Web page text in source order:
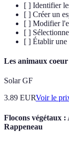
[ ] Identifier
[ ] Créer un
[ ] Modifier
[ ]
[ ] Établir une
Les animaux
Solar GF
3.89 EURVoir le
Flocons végétaux
Rappeneau